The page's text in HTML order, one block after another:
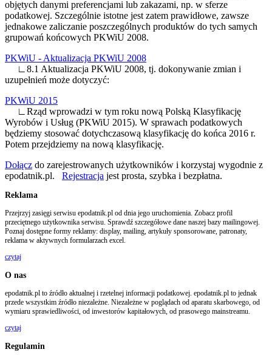
objętych danymi preferencjami lub zakazami, np. w sferze
podatkowej. Szczególnie istotne jest zatem prawidłowe, zawsze
jednakowe zaliczanie poszczególnych produktów do tych samych
grupowań końcowych PKWiU 2008.
PKWiU - Aktualizacja PKWiU 2008
∟8.1 Aktualizacja PKWiU 2008, tj. dokonywanie zmian i
uzupełnień może dotyczyć:
PKWiU 2015
∟Rząd wprowadzi w tym roku nową Polską Klasyfikację
Wyrobów i Usług (PKWiU 2015). W sprawach podatkowych
będziemy stosować dotychczasową klasyfikację do końca 2016 r.
Potem przejdziemy na nową klasyfikację.
Dołącz do zarejestrowanych użytkowników i korzystaj wygodnie z
epodatnik.pl. Rejestracja jest prosta, szybka i bezpłatna.
Reklama
Przejrzyj zasięgi serwisu epodatnik.pl od dnia jego uruchomienia. Zobacz profil
przeciętnego użytkownika serwisu. Sprawdź szczegółowe dane naszej bazy mailingowej.
Poznaj dostępne formy reklamy: display, mailing, artykuły sponsorowane, patronaty,
reklama w aktywnych formularzach excel.
czytaj
O nas
epodatnik.pl to źródło aktualnej i rzetelnej informacji podatkowej. epodatnik.pl to jednak
przede wszystkim źródło niezależne. Niezależne w poglądach od aparatu skarbowego, od
wymiaru sprawiedliwości, od inwestorów kapitałowych, od prasowego mainstreamu.
czytaj
Regulamin